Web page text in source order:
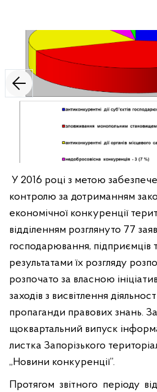
У 2016 році з метою
контролю за дотриманням
економічної конкуренції
відділенням розглянуто 77
господарювання, підприємців
результатами їх розгляду
розпочато за власною
заходів з висвітлення
пропаганди правових знань.
щоквартальний випуск
листка Запорізького
„Новини конкуренції”.
Протягом звітного періоду